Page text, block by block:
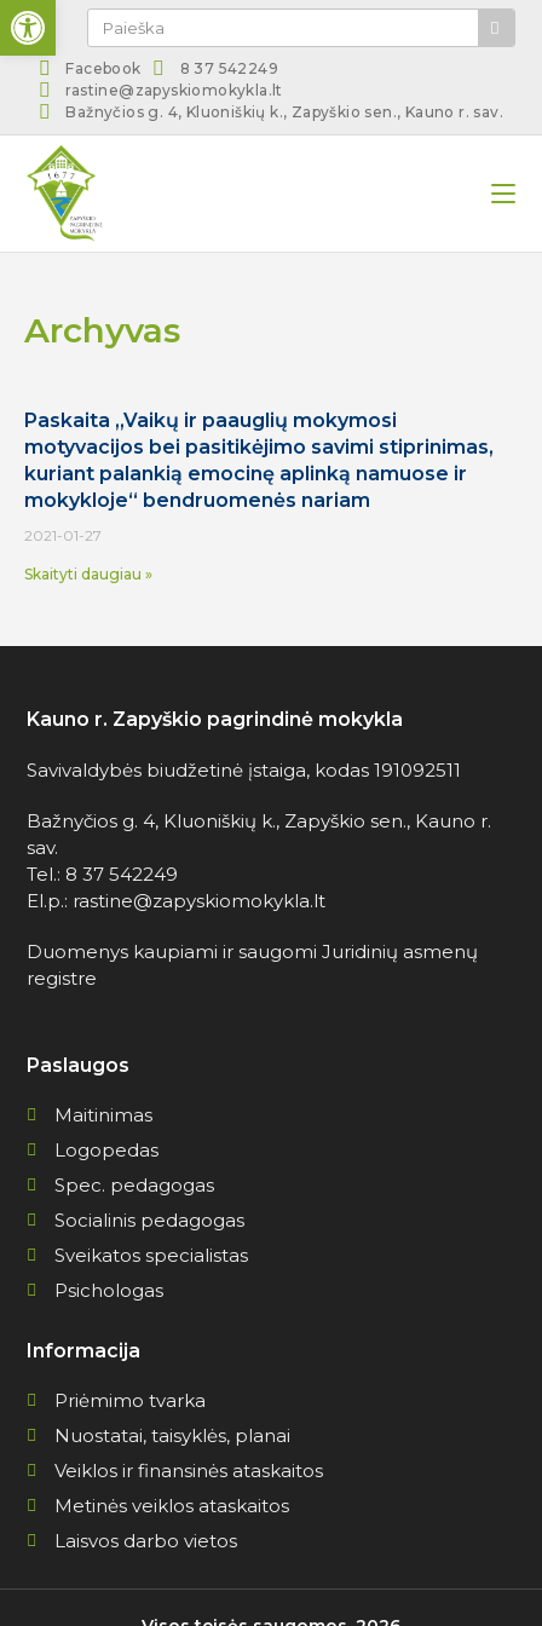
Open toolbar
Facebook
8 37 542249
rastine@zapyskiomokykla.lt
Bažnyčios g. 4, Kluoniškių k., Zapyškio sen., Kauno r. sav.
Archyvas
Paskaita „Vaikų ir paauglių mokymosi
motyvacijos bei pasitikėjimo savimi stiprinimas,
kuriant palankią emocinę aplinką namuose ir
mokykloje“ bendruomenės nariam
2021-01-27
Skaityti daugiau »
Kauno r. Zapyškio pagrindinė mokykla
Savivaldybės biudžetinė įstaiga, kodas 191092511
Bažnyčios g. 4, Kluoniškių k., Zapyškio sen., Kauno r.
sav.
Tel.: 8 37 542249
El.p.: rastine@zapyskiomokykla.lt
Duomenys kaupiami ir saugomi Juridinių asmenų
registre
Paslaugos
Maitinimas
Logopedas
Spec. pedagogas
Socialinis pedagogas
Sveikatos specialistas
Psichologas
Informacija
Priėmimo tvarka
Nuostatai, taisyklės, planai
Veiklos ir finansinės ataskaitos
Metinės veiklos ataskaitos
Laisvos darbo vietos